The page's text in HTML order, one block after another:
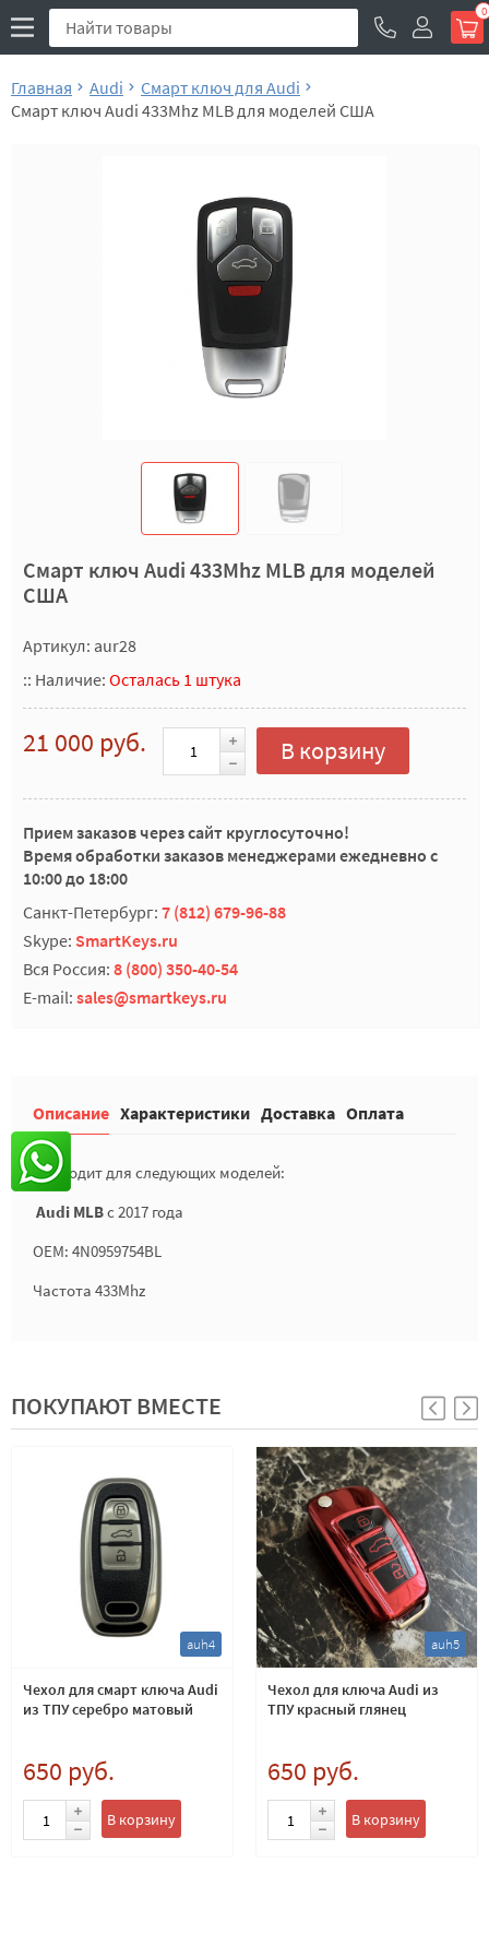
0
Главная Audi
Смарт ключ для Audi
Смарт ключ Audi 433Mhz MLB для моделей США
Смарт ключ Audi 433Mhz MLB для моделей
США
Артикул: aur28
:: Наличие: Осталась 1 штука
21 000 руб. В корзину
Прием заказов через сайт круглосуточно!
Время обработки заказов менеджерами ежедневно с
10:00 до 18:00
Санкт-Петербург: 7 (812) 679-96-88
Skype: SmartKeys.ru
Вся Россия: 8 (800) 350-40-54
E-mail: sales@smartkeys.ru
Описание Характеристики Доставка Оплата
Подходит для следующих моделей:
Audi MLBс 2017 года
OEM: 4N0959754BL
Частота 433Mhz
ПОКУПАЮТ ВМЕСТЕ
auh4
Чехол для смарт ключа Audi
из ТПУ серебро матовый
650 руб.
В корзину
auh5
Чехол для ключа Audi из
ТПУ красный глянец
650 руб.
В корзину